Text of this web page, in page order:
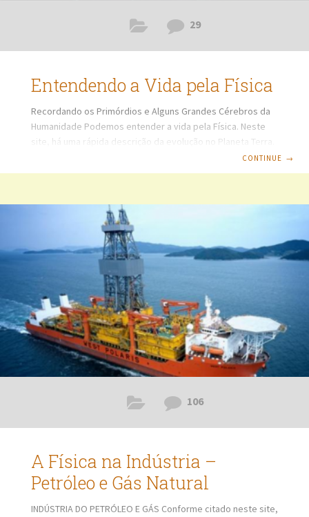
29
Entendendo a Vida pela Física
Recordando os Primórdios e Alguns Grandes Cérebros da
Humanidade Podemos entender a vida pela Física. Neste
site, há uma rápida descrição da evolução no Planeta Terra.
humanidade, a Terra evoluiu até que fosse habitada pelos
fatores, como alterações climáticas, ambientais,
curiosidade, fuga das intempéries, necessidade de
preservação da espécie humana, busca de melhorias,
proteção de si, dos grupos, sobrevivência, evolução
cultural, intelectual e acasos. Nos primórdios, não
CONTINUE →
106
A Física na Indústria –
Petróleo e Gás Natural
INDÚSTRIA DO PETRÓLEO E GÁS Conforme citado neste site,